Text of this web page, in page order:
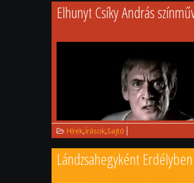
Elhunyt Csíky András
Hírek,Írások,Sajtó
Lándzsahegyként